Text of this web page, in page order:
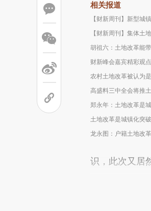
相关报道
【财新周刊】新型城
【财新周刊】集体土
胡祖六：土地改革能
财新峰会嘉宾精彩观
农村土地改革被认为
高盛料三中全会将推
郑永年：土地改革是
土地改革是城镇化突
龙永图：户籍土地改
识，此次又居